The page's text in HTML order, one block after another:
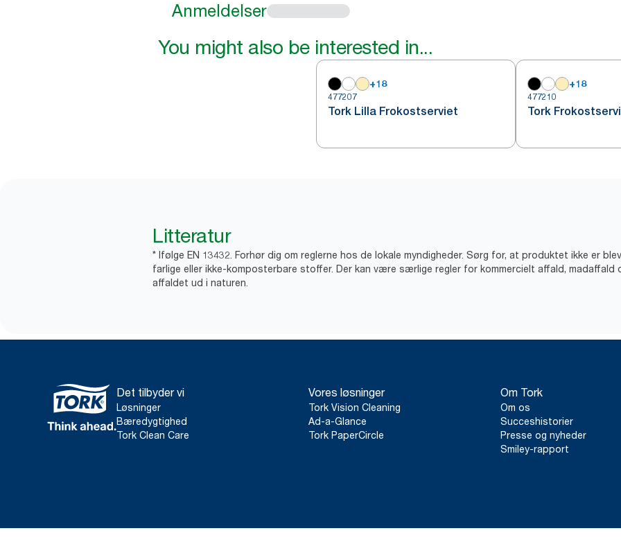
Anmeldelser
You might also be interested in...
+18
477207
Tork Lilla Frokostserviet
+18
477210
Tork
Litteratur
* Ifølge EN 13432. Forhør dig om reglerne hos de lokale myndigheder. Sørg for, at produktet ikke er
farlige eller ikke-komposterbare stoffer. Der kan være særlige regler for kommercielt affald, madaffald
affaldet ud i naturen.
Det tilbyder vi
Løsninger
Bæredygtighed
Tork Clean Care
Vores løsninger
Tork Vision Cleaning
Ad-a-Glance
Tork PaperCircle
Om Tork
Om os
Succeshistorier
Presse og nyheder
Smiley-rapport